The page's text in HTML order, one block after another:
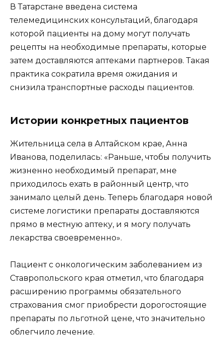
В Татарстане введена система
телемедицинских консультаций, благодаря
которой пациенты на дому могут получать
рецепты на необходимые препараты, которые
затем доставляются аптеками партнеров. Такая
практика сократила время ожидания и
снизила транспортные расходы пациентов.
Истории конкретных пациентов
Жительница села в Алтайском крае, Анна
Иванова, поделилась: «Раньше, чтобы получить
жизненно необходимый препарат, мне
приходилось ехать в районный центр, что
занимало целый день. Теперь благодаря новой
системе логистики препараты доставляются
прямо в местную аптеку, и я могу получать
лекарства своевременно».
Пациент с онкологическим заболеванием из
Ставропольского края отметил, что благодаря
расширению программы обязательного
страхования смог приобрести дорогостоящие
препараты по льготной цене, что значительно
облегчило лечение.